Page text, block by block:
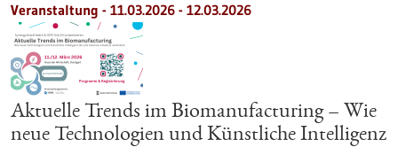
Veranstaltung - 11.03.2026 - 12.03.2026
Aktuelle Trends im Biomanufacturing – Wie
neue Technologien und Künstliche Intelligenz